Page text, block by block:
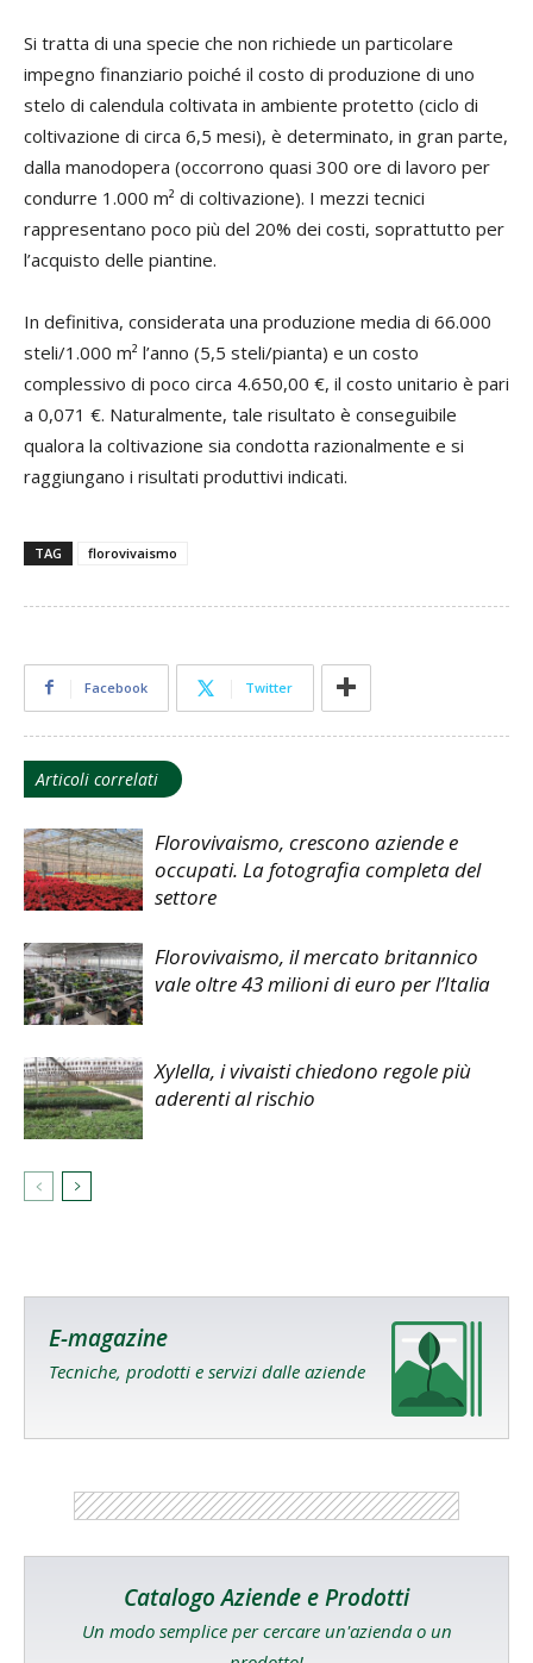
Si tratta di una specie che non richiede un particolare
impegno finanziario poiché il costo di produzione di uno
stelo di calendula coltivata in ambiente protetto (ciclo di
coltivazione di circa 6,5 mesi), è determinato, in gran parte,
dalla manodopera (occorrono quasi 300 ore di lavoro per
condurre 1.000 m² di coltivazione). I mezzi tecnici
rappresentano poco più del 20% dei costi, soprattutto per
l’acquisto delle piantine.
In definitiva, considerata una produzione media di 66.000
steli/1.000 m² l’anno (5,5 steli/pianta) e un costo
complessivo di poco circa 4.650,00 €, il costo unitario è pari
a 0,071 €. Naturalmente, tale risultato è conseguibile
qualora la coltivazione sia condotta razionalmente e si
raggiungano i risultati produttivi indicati.
TAG florovivaismo
Facebook Twitter
Articoli correlati
Florovivaismo, crescono aziende e
occupati. La fotografia completa del
settore
Florovivaismo, il mercato britannico
vale oltre 43 milioni di euro per l’Italia
Xylella, i vivaisti chiedono regole più
aderenti al rischio
E-magazine
Tecniche, prodotti e servizi dalle aziende
Catalogo Aziende e Prodotti
Un modo semplice per cercare un'azienda o un